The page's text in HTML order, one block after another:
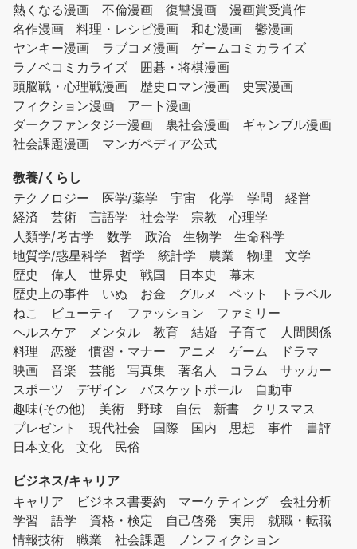
熱くなる漫画
不倫漫画 復讐漫画
漫画賞受賞作
名作漫画
料理・レシピ漫画 和む漫画
鬱漫画
ヤンキー漫画
ラブコメ漫画
ゲームコミカライズ
ラノベコミカライズ
囲碁・将棋漫画
頭脳戦・心理戦漫画
歴史ロマン漫画
史実漫画
フィクション漫画
アート漫画
ダークファンタジー漫画
裏社会漫画
ギャンブル漫画
社会課題漫画
マンガペディア公式
教養/くらし
テクノロジー
医学/薬学 宇宙 化学 学問
経営
経済
芸術 言語学 社会学 宗教
心理学
人類学/考古学
数学 政治 生物学
生命科学
地質学/惑星科学
哲学 統計学 農業 物理
文学
歴史
偉人 世界史 戦国 日本史
幕末
歴史上の事件
いぬ お金 グルメ ペット
トラベル
ねこ
ビューティ ファッション
ファミリー
ヘルスケア
メンタル 教育 結婚 子育て
人間関係
料理
恋愛 慣習・マナー アニメ ゲーム
ドラマ
映画
音楽 芸能 写真集 著名人 コラム
サッカー
スポーツ
デザイン バスケットボール
自動車
趣味(その他)
美術 野球 自伝 新書
クリスマス
プレゼント
現代社会 国際 国内 思想 事件
書評
日本文化
文化 民俗
ビジネス/キャリア
キャリア
ビジネス書要約 マーケティング
会社分析
学習
語学 資格・検定 自己啓発 実用
就職・転職
情報技術
職業 社会課題
ノンフィクション